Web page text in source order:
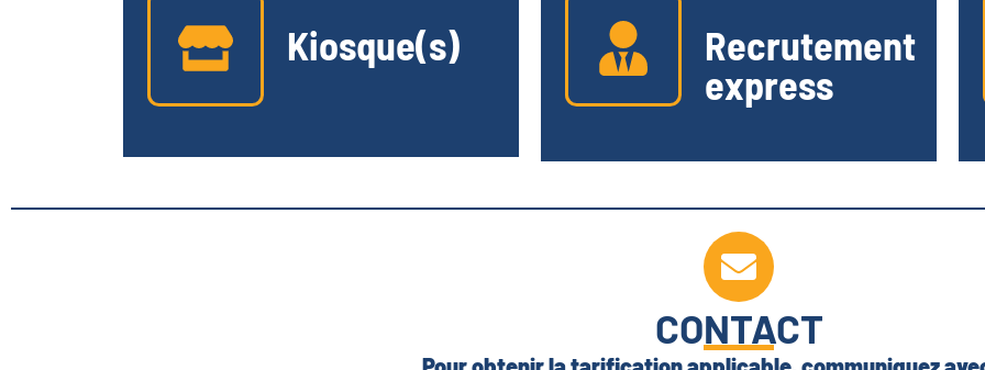
Kiosque(s)
Recrutement
express
CONTACT